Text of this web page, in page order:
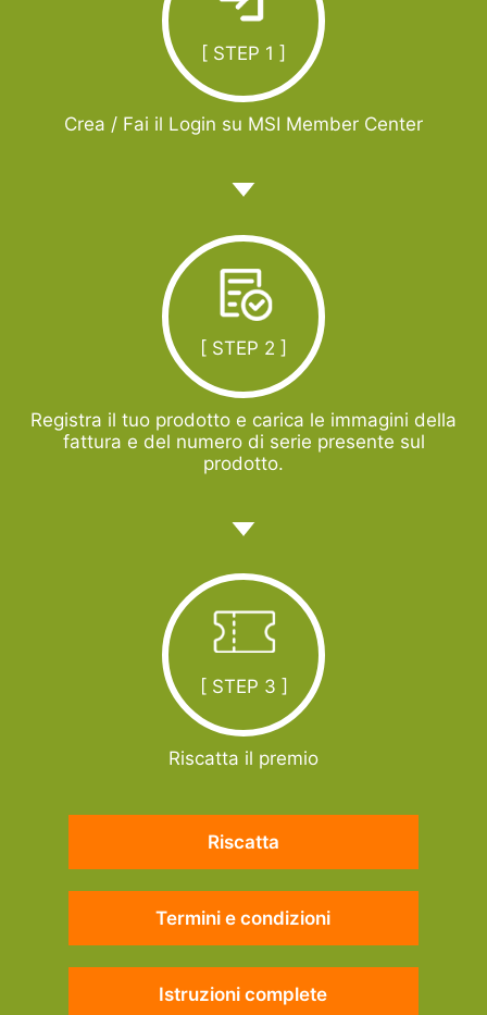
[ STEP 1 ]
Crea / Fai il Login su MSI Member Center
[ STEP 2 ]
Registra il tuo prodotto e carica le immagini della
fattura e del numero di serie presente sul
prodotto.
[ STEP 3 ]
Riscatta il premio
Riscatta
Termini e condizioni
Istruzioni complete